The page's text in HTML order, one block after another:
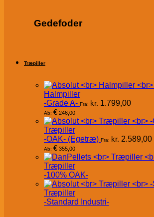
Gedefoder
Træpiller
Halmpiller
-Grade A- Fra: kr. 1.799,00
Ab: € 246,00
Træpiller
-OAK- (Egetræ) Fra: kr. 2.589,00
Ab: € 355,00
Træpiller
-100% OAK-
Træpiller
-Standard Industri-